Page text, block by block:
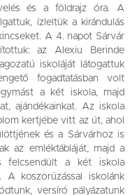
és a földrajz óra. A
ízleltük a kirándulás
A 4. napot Sárvár
az Alexiu Berinde
iskoláját látogattuk
fogadtatásban volt
a két iskola, majd
ajándékainkat. Az iskola
kertjébe vitt az út, ahol
és a Sárvárhoz is
az emléktábláját, majd a
felcsendült a két iskola
A koszorúzással iskolánk
versíró pályázatunk